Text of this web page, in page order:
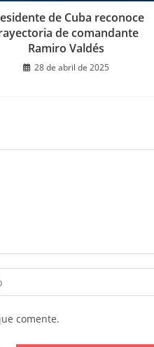
de Cuba reconoce
de comandante
Ramiro Valdés
28 de abril de 2025
comente.